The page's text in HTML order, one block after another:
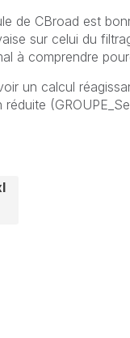
de CBroad est
sur celui du
à comprendre
un calcul